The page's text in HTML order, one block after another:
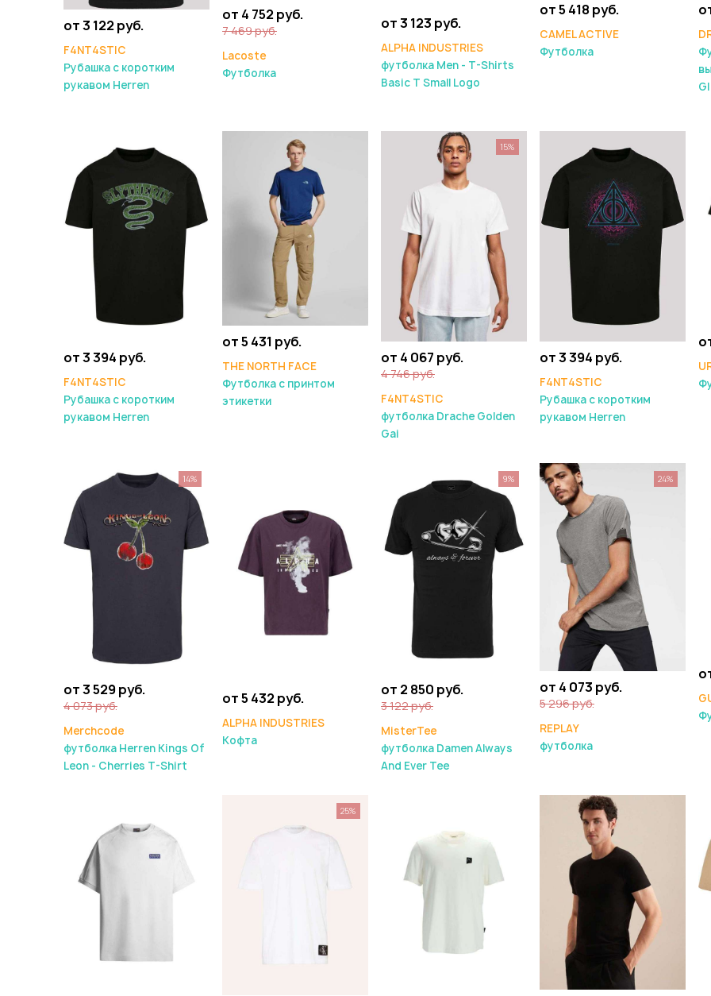
от 3 122 руб.
F4NT4STIC
Рубашка с коротким
рукавом Herren
от 4 752 руб.
7 469 руб.
Lacoste
Футболка
от 3 123 руб.
ALPHA INDUSTRIES
футболка Men - T-Shirts
Basic T Small Logo
от 5 418 руб.
CAMEL ACTIVE
Футболка
от 3 394 руб.
F4NT4STIC
Рубашка с коротким
рукавом Herren
от 5 431 руб.
THE NORTH FACE
Футболка с принтом
этикетки
от 4 067 руб.
4 746 руб.
F4NT4STIC
футболка Drache Golden
Gai
15%
от 3 394 руб.
F4NT4STIC
Рубашка с коротким
рукавом Herren
от 3 529 руб.
4 073 руб.
Merchcode
футболка Herren Kings Of
Leon - Cherries T-Shirt
14%
от 5 432 руб.
ALPHA INDUSTRIES
Кофта
от 2 850 руб.
3 122 руб.
MisterTee
футболка Damen Always
And Ever Tee
9%
от 4 073 руб.
5 296 руб.
REPLAY
футболка
24%
25%